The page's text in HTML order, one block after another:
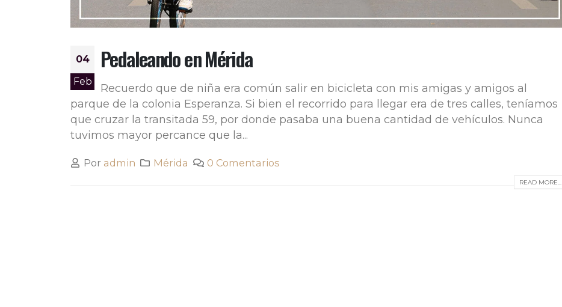
04
Feb
Pedaleando en Mérida
Recuerdo que de niña era común salir en bicicleta con mis amigas y amigos al
parque de la colonia Esperanza. Si bien el recorrido para llegar era de tres calles, teníamos
que cruzar la transitada 59, por donde pasaba una buena cantidad de vehículos. Nunca
tuvimos mayor percance que la...
Por admin Mérida 0 Comentarios
READ MORE...